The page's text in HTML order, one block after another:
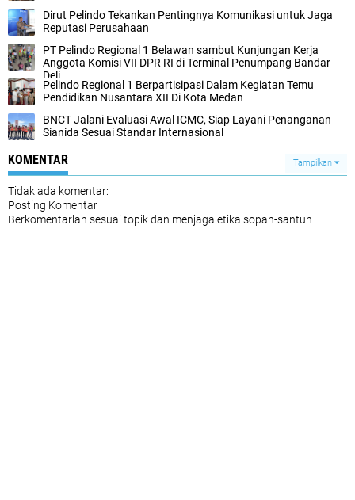
Dirut Pelindo Tekankan Pentingnya Komunikasi untuk Jaga
Reputasi Perusahaan
PT Pelindo Regional 1 Belawan sambut Kunjungan Kerja
Anggota Komisi VII DPR RI di Terminal Penumpang Bandar
Deli
Pelindo Regional 1 Berpartisipasi Dalam Kegiatan Temu
Pendidikan Nusantara XII Di Kota Medan
BNCT Jalani Evaluasi Awal ICMC, Siap Layani Penanganan
Sianida Sesuai Standar Internasional
KOMENTAR Tampilkan
Tidak ada komentar:
Posting Komentar
Berkomentarlah sesuai topik dan menjaga etika sopan-santun